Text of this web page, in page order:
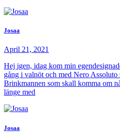
Josaa
April 21, 2021
Hej igen, idag kom min
gång i valnöt och med Nero Assoluto
Brinkmannen som skall komma om
länge med
Josaa